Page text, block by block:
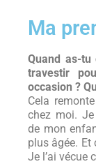
Ma
Quand as-
travestir
occasion ?
Cela
chez moi.
de mon
plus âgée. Et
Je l’ai vécue